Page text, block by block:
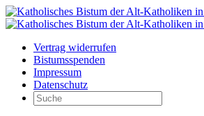
Vertrag widerrufen
Bistumsspenden
Impressum
Datenschutz